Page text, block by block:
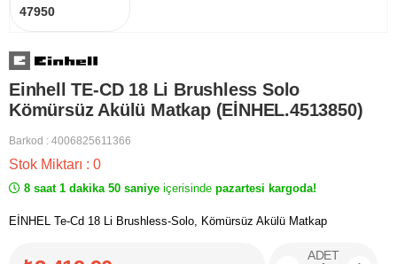
47950
Einhell TE-CD 18 Li Brushless Solo
Kömürsüz Akülü Matkap (EİNHEL.4513850)
Barkod : 4006825611366
Stok Miktarı : 0
8 saat 1 dakika 50 saniye içerisinde pazartesi kargoda!
EİNHEL Te-Cd 18 Li Brushless-Solo, Kömürsüz Akülü Matkap
ADET